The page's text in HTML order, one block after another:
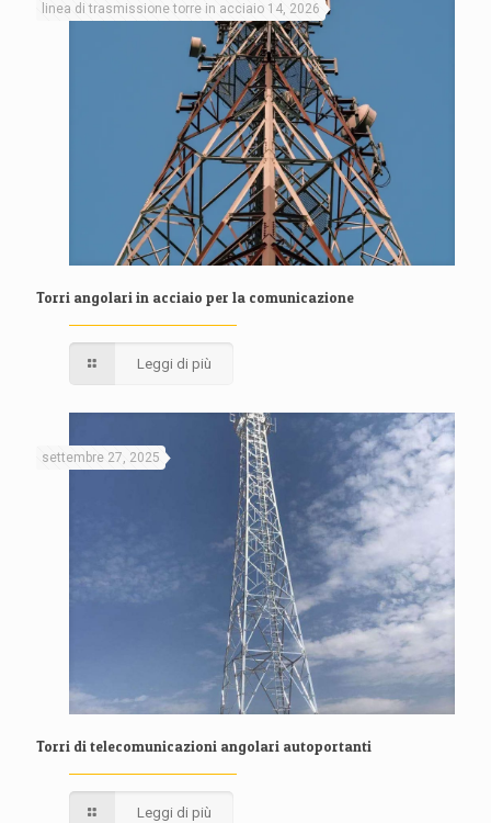
linea di trasmissione torre in acciaio 14, 2026
Torri angolari in acciaio per la comunicazione
Leggi di più
settembre 27, 2025
Torri di telecomunicazioni angolari autoportanti
Leggi di più